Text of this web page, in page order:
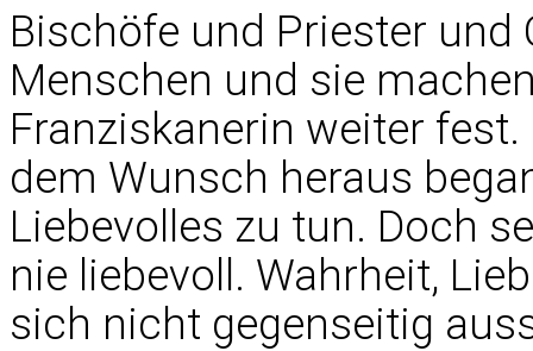
Bischöfe und Priester
Menschen und sie machen
Franziskanerin weiter fest.
dem Wunsch heraus
Liebevolles zu tun. Doch
nie liebevoll. Wahrheit,
sich nicht gegenseitig